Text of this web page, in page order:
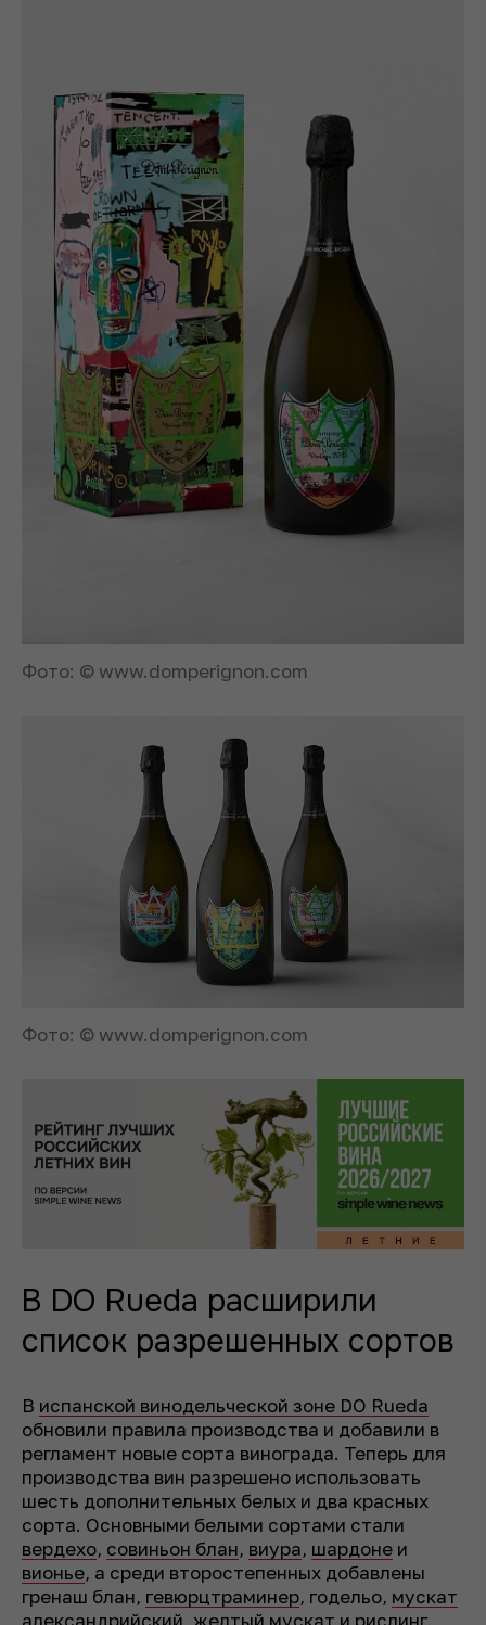
Фото: © www.domperignon.com
Фото: © www.domperignon.com
В DO Rueda расширили
список разрешенных сортов
В испанской винодельческой зоне DO Rueda
обновили правила производства и добавили в
регламент новые сорта винограда. Теперь для
производства вин разрешено использовать
шесть дополнительных белых и два красных
сорта. Основными белыми сортами стали
вердехо, совиньон блан, виура, шардоне и
вионье, а среди второстепенных добавлены
гренаш блан, гевюрцтраминер, годельо, мускат
александрийский, желтый мускат и рислинг